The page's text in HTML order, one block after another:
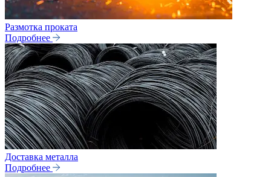
Размотка проката
Подробнее
Доставка металла
Подробнее